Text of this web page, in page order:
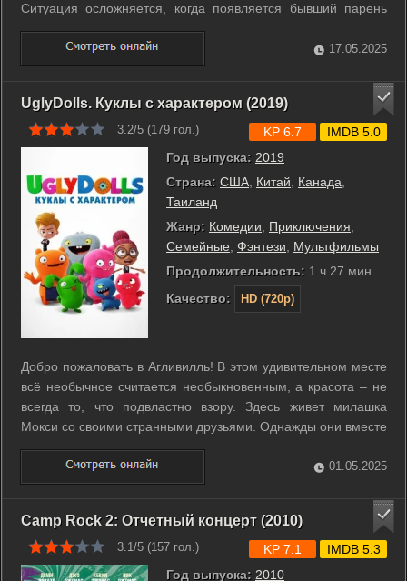
Ситуация осложняется, когда появляется бывший парень
Лизы Райан, по совместительству бывший чемпион MMA. ...
17.05.2025
UglyDolls. Куклы с характером (2019)
3.2/5 (179 гол.)
Год выпуска: 2019
Страна: США Китай Канада
Таиланд
Жанр: Комедии Приключения
Семейные Фэнтези
Мультфильмы
Продолжительность: 1 ч 27 мин
Качество:
HD (720p)
KP 6.7 IMDB 5.0
Добро пожаловать в Агливилль! В этом удивительном месте
всё необычное считается необыкновенным, а красота – не
всегда то, что подвластно взору. Здесь живет милашка
Мокси со своими странными друзьями. Однажды они вместе
отправляются в невероятное путешествие, во время
которого им предстоит проявить свой характер и понять, что
самое главное – в ...
01.05.2025
Camp Rock 2: Отчетный концерт (2010)
3.1/5 (157 гол.)
Год выпуска: 2010
KP 7.1 IMDB 5.3